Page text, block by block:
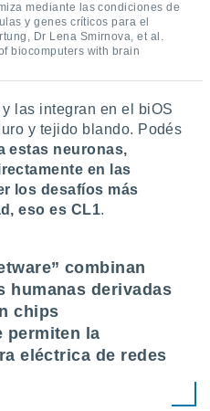
mediante las condiciones de
y genes críticos para el
Dr Lena Smirnova, et al.
biocomputers with brain
las integran en el biOS
y tejido blando. Podés
estas neuronas,
en las
los desafíos más
eso es CL1.
combinan
humanas derivadas
chips
permiten la
eléctrica de redes